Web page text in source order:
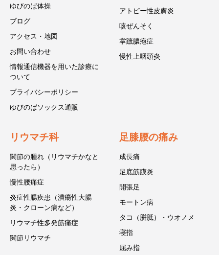
ゆびのば体操
ブログ
アクセス・地図
お問い合わせ
情報通信機器を用いた診療に
ついて
プライバシーポリシー
ゆびのばソックス通販
アトピー性皮膚炎
咳ぜんそく
掌蹠膿疱症
慢性上咽頭炎
リウマチ科
関節の腫れ（リウマチかなと
思ったら）
慢性腰痛症
炎症性腸疾患（潰瘍性大腸
炎・クローン病など）
リウマチ性多発筋痛症
関節リウマチ
足膝腰の痛み
成長痛
足底筋膜炎
開張足
モートン病
タコ（胼胝）・ウオノメ
寝指
屈み指